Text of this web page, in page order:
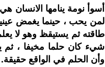
أسوأ نومة ينامها الانسان
لمن يحب ، حينما يغمض
طاقته ثم يستيقظ وهو لا
شيء كان حلما مخيفا ،
وأن الحلم في الواقع